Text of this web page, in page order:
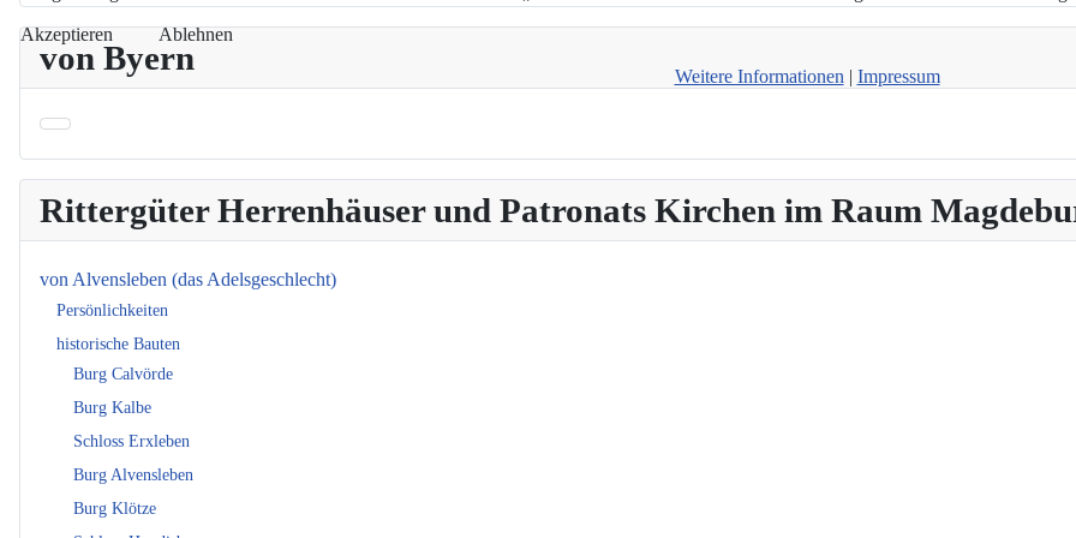
von Byern
Rittergüter Herrenhäuser und Patronats Kirchen im Raum
von Alvensleben (das Adelsgeschlecht)
Persönlichkeiten
historische Bauten
Burg Calvörde
Burg Kalbe
Schloss Erxleben
Burg Alvensleben
Burg Klötze
Akzeptieren Ablehnen
Weitere Informationen | Impressum